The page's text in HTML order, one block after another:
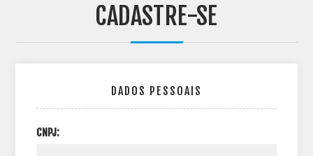
CADASTRE-SE
DADOS PESSOAIS
CNPJ: